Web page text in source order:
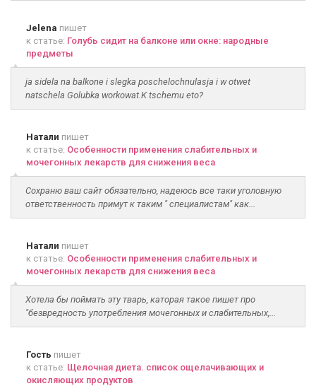
Jelena пишет
к статье: Голубь сидит на балконе или окне: народные
предметы
ja sidela na balkone i slegka poschelochnulasja i w otwet
natschela Golubka workowat.K tschemu eto?
Натали пишет
к статье: Особенности применения слабительных и
мочегонных лекарств для снижения веса
Сохраню ваш сайт обязательно, надеюсь все таки уголовную
ответственность примут к таким " специалистам" как...
Натали пишет
к статье: Особенности применения слабительных и
мочегонных лекарств для снижения веса
Хотела бы поймать эту тварь, каторая такое пишет про
"безвредность употребления мочегонных и слабительных,...
Гость пишет
к статье: Щелочная диета. список ощелачивающих и
окисляющих продуктов